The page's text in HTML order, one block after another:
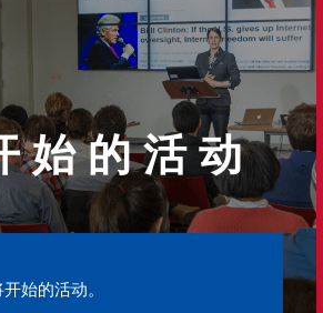
始 的 活 动
始的活动。